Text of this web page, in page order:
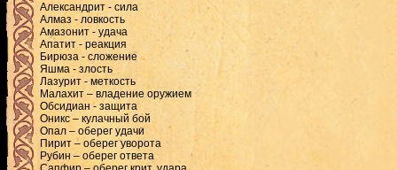
Александрит - сила
Алмаз - ловкость
Амазонит - удача
Апатит - реакция
Бирюза - сложение
Яшма - злость
Лазурит - меткость
Малахит – владение оружием
Обсидиан - защита
Оникс – кулачный бой
Опал – оберег удачи
Пирит – оберег уворота
Рубин – оберег ответа